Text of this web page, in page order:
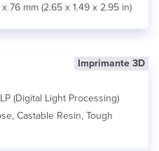
76 mm (2.65 x 1.49 x 2.95 in)
Imprimante 3D
(Digital Light Processing)
Castable Resin, Tough